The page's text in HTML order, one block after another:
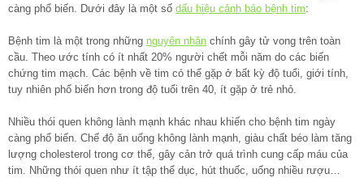
càng phổ biến. Dưới đây là một số dấu hiệu cảnh báo bệnh tim:
Bệnh tim là một trong những nguyên nhân chính gây tử vong trên toàn
cầu. Theo ước tính có ít nhất 20% người chết mỗi năm do các biến
chứng tim mạch. Các bệnh về tim có thể gặp ở bất kỳ độ tuổi, giới tính,
tuy nhiên phổ biến hơn trong độ tuổi trên 40, ít gặp ở trẻ nhỏ.
Nhiều thói quen không lành mạnh khác nhau khiến cho bệnh tim ngày
càng phổ biến. Chế độ ăn uống không lành mạnh, giàu chất béo làm tăng
lượng cholesterol trong cơ thể, gây cản trở quá trình cung cấp máu của
tim. Những thói quen như ít tập thể dục, hút thuốc, uống nhiều rượu…